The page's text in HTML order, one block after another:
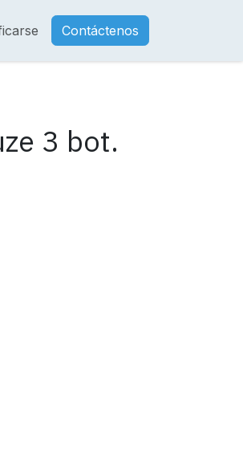
Contáctenos
3 bot.